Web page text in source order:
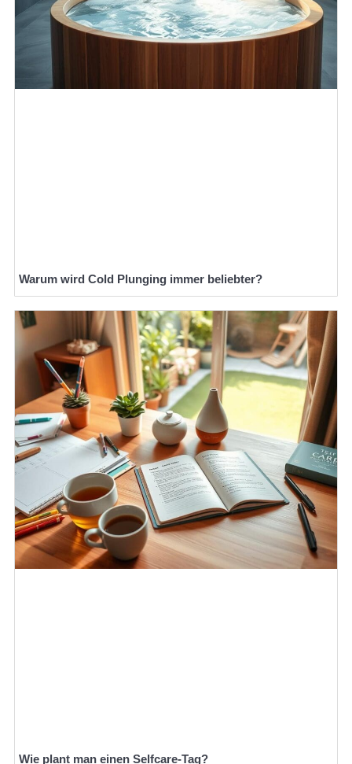
Warum wird Cold Plunging immer beliebter?
Wie plant man einen Selfcare-Tag?